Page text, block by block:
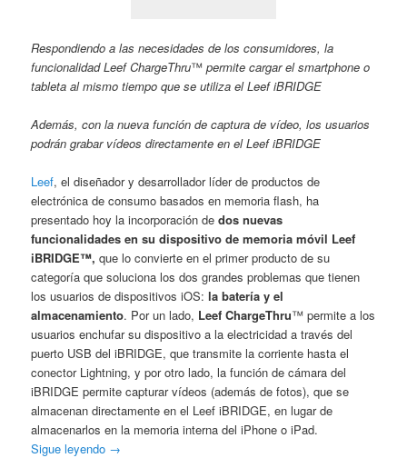
Respondiendo a las necesidades de los consumidores, la
funcionalidad Leef ChargeThru™ permite cargar el smartphone o
tableta al mismo tiempo que se utiliza el Leef iBRIDGE
Además, con la nueva función de captura de vídeo, los usuarios
podrán grabar vídeos directamente en el Leef iBRIDGE
Leef, el diseñador y desarrollador líder de productos de
electrónica de consumo basados en memoria flash, ha
presentado hoy la incorporación dedos nuevas
funcionalidades en su dispositivo de memoria móvil Leef
iBRIDGE™,que lo convierte en el primer producto de su
categoría que soluciona los dos grandes problemas que tienen
los usuarios de dispositivos iOS:la batería y el
almacenamiento. Por un lado, Leef ChargeThru™ permite a los
usuarios enchufar su dispositivo a la electricidad a través del
puerto USB del iBRIDGE, que transmite la corriente hasta el
conector Lightning, y por otro lado, la función de cámara del
iBRIDGE permite capturar vídeos (además de fotos), que se
almacenan directamente en el Leef iBRIDGE, en lugar de
almacenarlos en la memoria interna del iPhone o iPad.
Sigue leyendo →